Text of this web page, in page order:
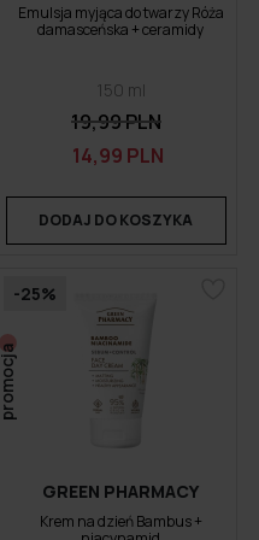
Emulsja myjąca do twarzy Róża
damasceńska + ceramidy
150 ml
19,99 PLN
14,99 PLN
DODAJ DO KOSZYKA
-25%
promocja
GREEN PHARMACY
Krem na dzień Bambus +